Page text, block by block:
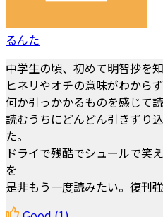
るんた
中学生の頃、初めて明智抄を
ヒネリやオチの意味がわから
何か引っかかるものを感じて読
読むうちにどんどん引きずり
た。
ドライで残酷でシュールで笑
を
是非もう一度読みたい。復刊